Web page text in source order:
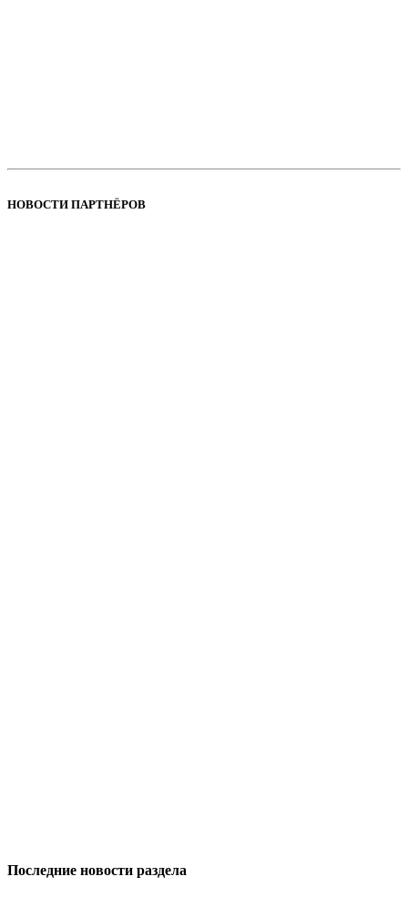
НОВОСТИ ПАРТНЁРОВ
Последние новости раздела